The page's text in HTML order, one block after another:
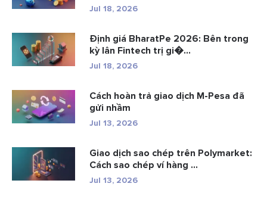
Jul 18, 2026
Định giá BharatPe 2026: Bên trong
kỳ lân Fintech trị gi�...
Jul 18, 2026
Cách hoàn trả giao dịch M-Pesa đã
gửi nhầm
Jul 13, 2026
Giao dịch sao chép trên Polymarket:
Cách sao chép ví hàng ...
Jul 13, 2026